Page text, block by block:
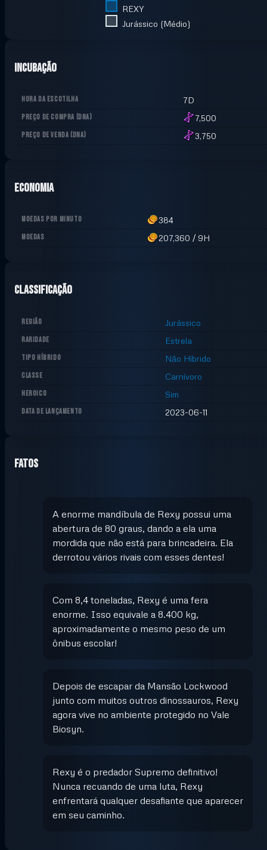
REXY
Jurássico (Médio)
Incubação
HORA DA ESCOTILHA 7D
PREÇO DE COMPRA (DNA) 7,500
PREÇO DE VENDA (DNA) 3,750
Economia
MOEDAS POR MINUTO 384
MOEDAS 207,360 / 9H
Classificação
REGIÃO Jurássico
RARIDADE Estrela
TIPO HÍBRIDO Não Híbrido
CLASSE Carnívoro
HEROICO Sim
DATA DE LANÇAMENTO 2023-06-11
Fatos
A enorme mandíbula de Rexy possui uma
abertura de 80 graus, dando a ela uma
mordida que não está para brincadeira. Ela
derrotou vários rivais com esses dentes!
Com 8,4 toneladas, Rexy é uma fera
enorme. Isso equivale a 8.400 kg,
aproximadamente o mesmo peso de um
ônibus escolar!
Depois de escapar da Mansão Lockwood
junto com muitos outros dinossauros, Rexy
agora vive no ambiente protegido no Vale
Biosyn.
Rexy é o predador Supremo definitivo!
Nunca recuando de uma luta, Rexy
enfrentará qualquer desafiante que aparecer
em seu caminho.